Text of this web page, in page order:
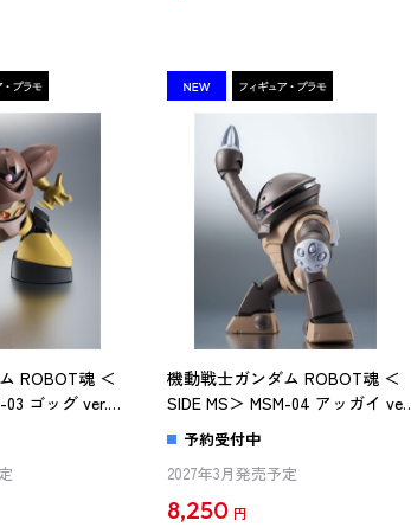
ROBOT魂 ＜
03 ゴッグ ver.
）
機動戦士ガンダム ROBOT魂 ＜
SIDE MS＞ MSM-04 アッガイ ver.
A.N.I.M.E.（再販版）
予約受付中
2027年3月発売予定
8,250 円